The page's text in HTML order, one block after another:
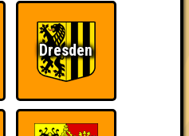
6 // Jena
12.10.2026 · OFF Bar
Dresden